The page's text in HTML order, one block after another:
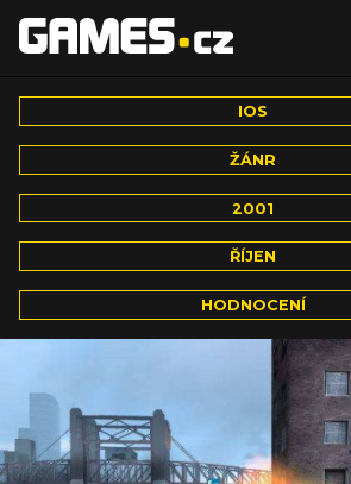
IOS
ŽÁNR
2001
ŘÍJEN
HODNOCENÍ